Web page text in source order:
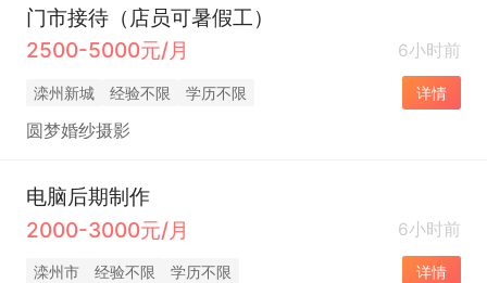
门市接待（店员可暑假工）
2500-5000元/月
6小时前
滦州新城 经验不限 学历不限 详情
圆梦婚纱摄影
电脑后期制作
2000-3000元/月
6小时前
滦州市 经验不限 学历不限 详情